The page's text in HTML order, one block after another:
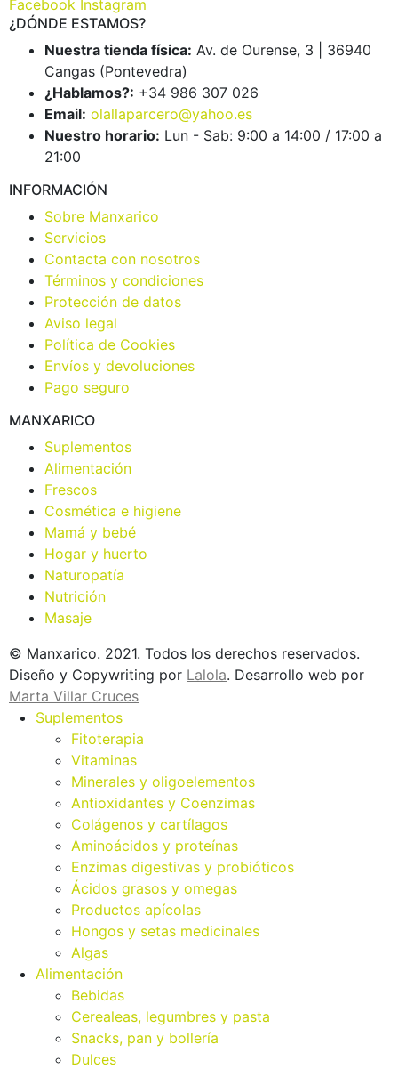
Facebook Instagram
¿DÓNDE ESTAMOS?
Nuestra tienda física: Av. de Ourense, 3 | 36940
Cangas (Pontevedra)
¿Hablamos?: +34 986 307 026
Email: olallaparcero@yahoo.es
Nuestro horario: Lun - Sab: 9:00 a 14:00 / 17:00 a
21:00
INFORMACIÓN
Sobre Manxarico
Servicios
Contacta con nosotros
Términos y condiciones
Protección de datos
Aviso legal
Política de Cookies
Envíos y devoluciones
Pago seguro
MANXARICO
Suplementos
Alimentación
Frescos
Cosmética e higiene
Mamá y bebé
Hogar y huerto
Naturopatía
Nutrición
Masaje
© Manxarico. 2021. Todos los derechos reservados.
Diseño y Copywriting por Lalola. Desarrollo web por
Marta Villar Cruces
Suplementos
Fitoterapia
Vitaminas
Minerales y oligoelementos
Antioxidantes y Coenzimas
Colágenos y cartílagos
Aminoácidos y proteínas
Enzimas digestivas y probióticos
Ácidos grasos y omegas
Productos apícolas
Hongos y setas medicinales
Algas
Alimentación
Bebidas
Cerealeas, legumbres y pasta
Snacks, pan y bollería
Dulces